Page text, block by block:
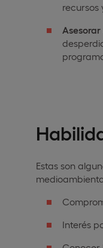
recursos
Estas son
Interés